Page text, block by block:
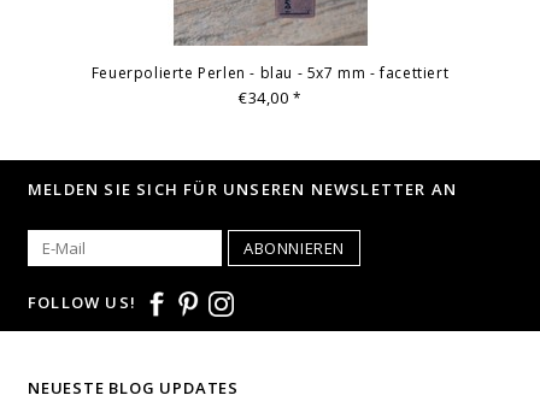
Feuerpolierte Perlen - blau - 5x7 mm - facettiert
€34,00*
MELDEN SIE SICH FÜR UNSEREN NEWSLETTER AN
ABONNIEREN
FOLLOW US!
NEUESTE BLOG UPDATES